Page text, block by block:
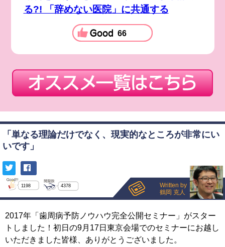
る?! 「辞めない医院」に共通する
66
「単なる理論だけでなく、現実的なところが非常にい
いです」
1198 4378
Written by
鶴岡 克人
2017年「歯周病予防ノウハウ完全公開セミナー」がスター
トしました！初日の9月17日東京会場でのセミナーにお越し
いただきました皆様、ありがとうございました。